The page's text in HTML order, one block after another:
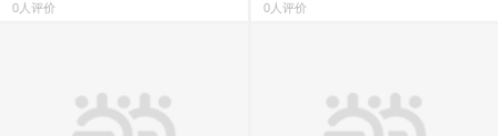
0人评价 0人评价